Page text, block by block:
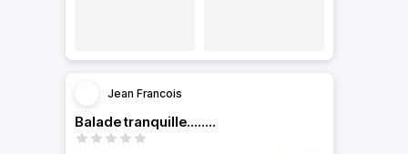
Jean Francois
Balade tranquille……..